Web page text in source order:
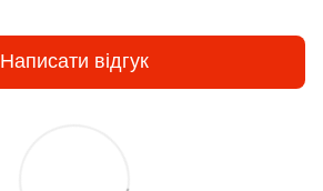
Написати відгук